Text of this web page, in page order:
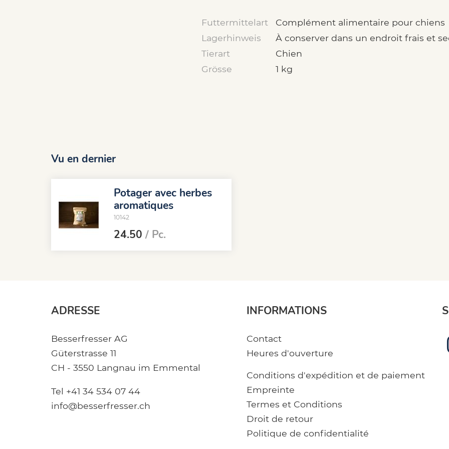
Futtermittelart
Complément alimentaire pour chiens
Lagerhinweis
À conserver dans un endroit frais et
Tierart
Chien
Grösse
1 kg
Vu en dernier
Potager avec herbes
aromatiques
10142
24.50 / Pc.
ADRESSE
Besserfresser AG
Güterstrasse 11
CH - 3550 Langnau im Emmental
Tel +41 34 534 07 44
info@besserfresser.ch
INFORMATIONS
Contact
Heures d'ouverture
Conditions d'expédition et de paiement
Empreinte
Termes et Conditions
Droit de retour
Politique de confidentialité